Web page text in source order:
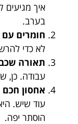
איך
בערב.
חומרים
לא כדי
תאורה
עבודה. כן,
אחסון
עוד שיש.
הוסתר יפה.